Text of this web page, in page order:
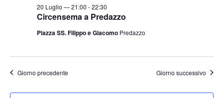
Circensema a Predazzo
20 Luglio — 21:00 -22:30
Piazza SS. Filippo e Giacomo Predazzo
Giorno precedente Giorno successivo